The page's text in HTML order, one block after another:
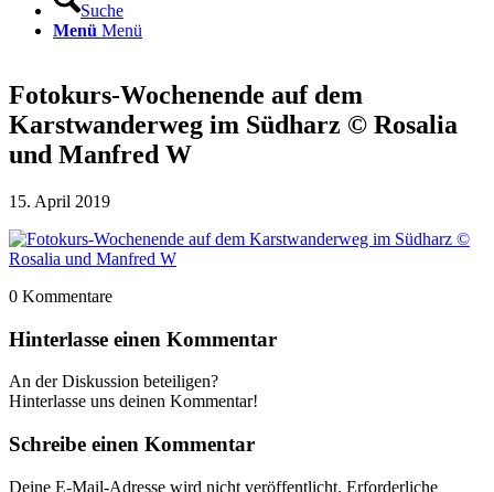
Suche
Menü Menü
Fotokurs-Wochenende auf dem
Karstwanderweg im Südharz © Rosalia
und Manfred W
15. April 2019
0 Kommentare
Hinterlasse einen Kommentar
An der Diskussion beteiligen?
Hinterlasse uns deinen Kommentar!
Schreibe einen Kommentar
Deine E-Mail-Adresse wird nicht veröffentlicht. Erforderliche